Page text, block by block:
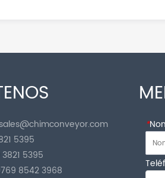
sales@chimconveyor.com
5395
5395
8542 3968
*